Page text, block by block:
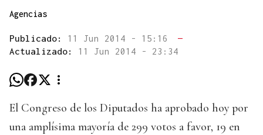
Agencias
Publicado: 11 Jun 2014 - 15:16
—
Actualizado: 11 Jun 2014 - 23:34
El Congreso de los Diputados ha aprobado hoy por
una amplísima mayoría de 299 votos a favor, 19 en